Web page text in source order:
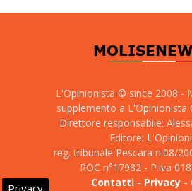
L'Opinionista © since 2008 -
supplemento a L'Opinionista
Direttore responsabile:
Editore:
reg. tribunale Pescara n.08/
ROC n°17982 - P.iva
Contatti- Privacy-
Privacy